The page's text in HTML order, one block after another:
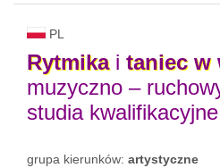
PL
Rytmikai taniec w
muzyczno –
studia kwalifikacyjne
grupa kierunków: artystyczne